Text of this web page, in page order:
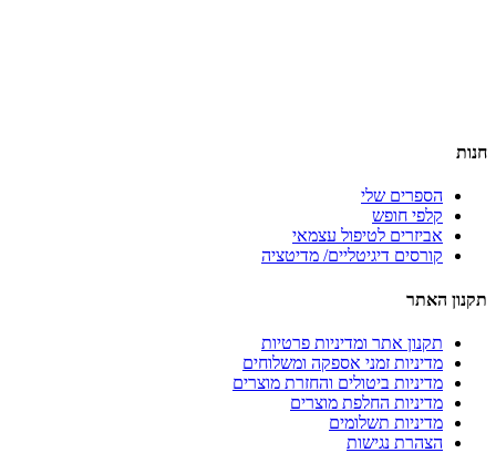
חנות
הספרים שלי
קלפי חופש
אביזרים לטיפול עצמאי
קורסים דיגיטליים/ מדיטציה
תקנון האתר
תקנון אתר ומדיניות פרטיות
מדיניות זמני אספקה ומשלוחים
מדיניות ביטולים והחזרת מוצרים
מדיניות החלפת מוצרים
מדיניות תשלומים
הצהרת נגישות